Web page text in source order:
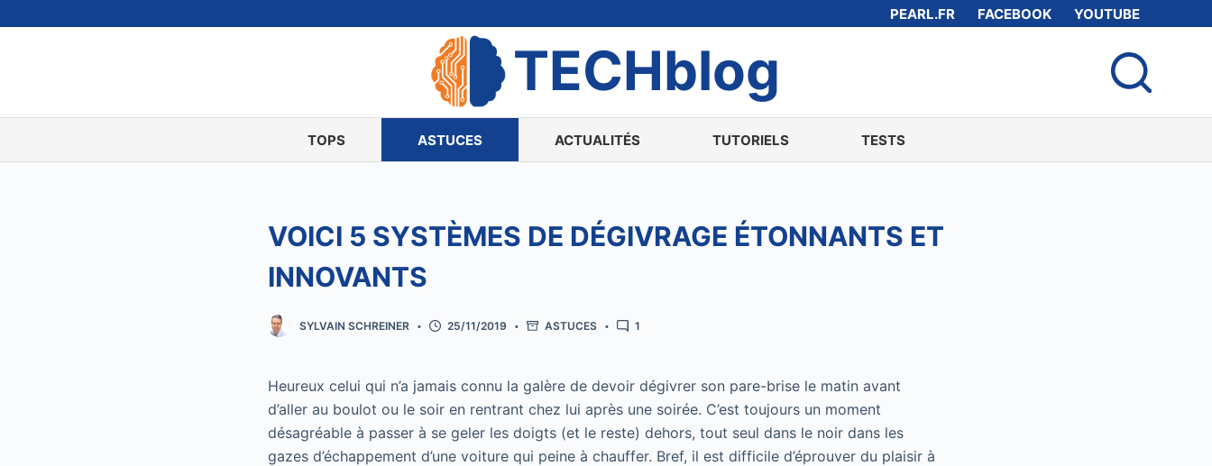
e
a
PEARL.FR FACEBOOK YOUTUBE
TECHblog
TOPS ASTUCES ACTUALITÉS TUTORIELS TESTS
VOICI 5 SYSTÈMES DE DÉGIVRAGE ÉTONNANTS ET
INNOVANTS
SYLVAIN SCHREINER 25/11/2019 ASTUCES 1
Heureux celui qui n’a jamais connu la galère de devoir dégivrer son pare-brise le matin avant
d’aller au boulot ou le soir en rentrant chez lui après une soirée. C’est toujours un moment
désagréable à passer à se geler les doigts (et le reste) dehors, tout seul dans le noir dans les
gazes d’échappement d’une voiture qui peine à chauffer. Bref, il est difficile d’éprouver du plaisir à